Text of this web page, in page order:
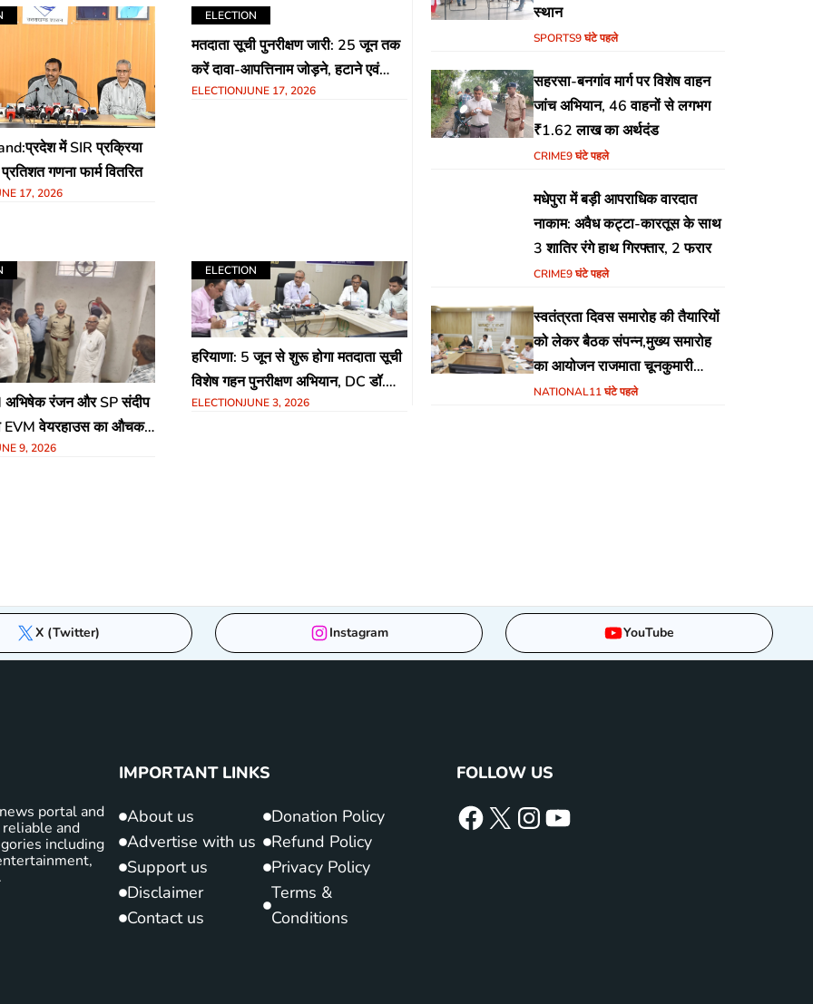
में SIR प्रक्रिया
गणना फार्म वितरित
17, 2026
ELECTION
मतदाता सूची पुनरीक्षण जारी: 25 जून तक
करें दावा-आपत्तिनाम जोड़ने, हटाने एवं
त्रुटि सुधार के लिए आम नागरिकों से
ELECTIONJUNE 17, 2026
अभिषेक रंजन और SP संदीप
EVM वेयरहाउस का औचक
व्यवस्था का लिया जायजा
9, 2026
ELECTION
हरियाणा: 5 जून से शुरू होगा मतदाता सूची
विशेष गहन पुनरीक्षण अभियान, DC डॉ.
विवेक भारती ने दी अहम जानकारी
ELECTIONJUNE 3, 2026
स्थान
SPORTS9 घंटे पहले
सहरसा-बनगांव मार्ग पर विशेष वाहन
जांच अभियान, 46 वाहनों से लगभग
₹1.62 लाख का अर्थदंड
CRIME9 घंटे पहले
मधेपुरा में बड़ी आपराधिक वारदात
नाकाम: अवैध कट्टा-कारतूस के साथ
3 शातिर रंगे हाथ गिरफ्तार, 2 फरार
CRIME9 घंटे पहले
स्वतंत्रता दिवस समारोह की तैयारियों
को लेकर बैठक संपन्न,मुख्य समारोह
का आयोजन राजमाता चूनकुमारी
स्टेडियम बैढ़न में होगा
NATIONAL11 घंटे पहले
X (Twitter) Instagram YouTube
portal and
and
including
IMPORTANT LINKS
About us
Advertise with us
Support us
Disclaimer
Contact us
Donation Policy
Refund Policy
Privacy Policy
Terms &
Conditions
FOLLOW US